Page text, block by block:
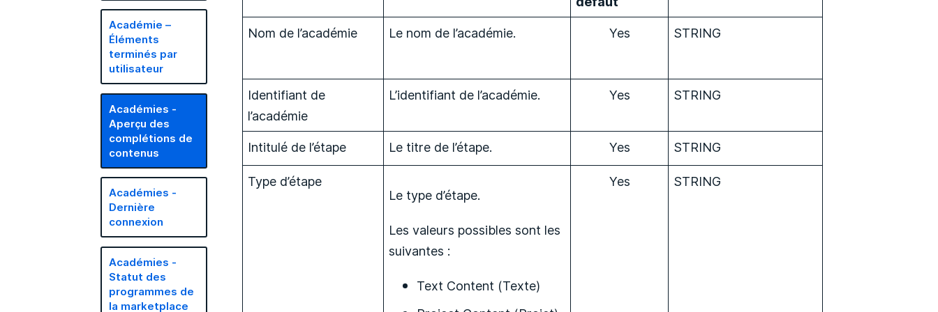
Académie –
Éléments
terminés par
utilisateur
Académies -
Aperçu des
complétions de
contenus
Académies -
Dernière
connexion
Académies -
Statut des
programmes de
la marketplace
Nom de l’académie
Le nom de l’académie. Yes STRING
Identifiant de
l’académie
L’identifiant de l’académie. Yes STRING
Intitulé de l’étape Le titre de l’étape. Yes
STRING
Type d’étape
Le type d’étape.
Les valeurs possibles sont les
suivantes :
Text Content (Texte)
Yes STRING